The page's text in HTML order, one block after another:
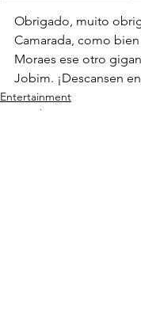
Obrigado, muito
Camarada, como
Moraes ese otro
Jobim. ¡Descansen
Entertainment
Personal